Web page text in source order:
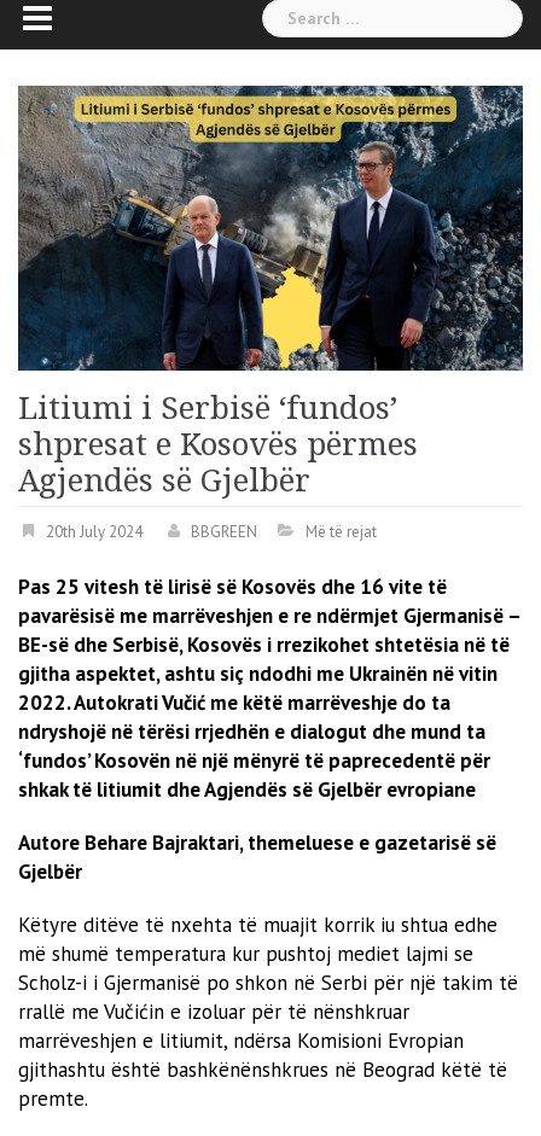
Search
for:
Litiumi i Serbisë ‘fundos’
shpresat e Kosovës përmes
Agjendës së Gjelbër
20th July 2024 BBGREEN Më të rejat
Pas 25 vitesh të lirisë së Kosovës dhe 16 vite të
pavarësisë me marrëveshjen e re ndërmjet Gjermanisë –
BE-së dhe Serbisë, Kosovës i rrezikohet shtetësia në të
gjitha aspektet, ashtu siç ndodhi me Ukrainën në vitin
2022. Autokrati Vučić me këtë marrëveshje do ta
ndryshojë në tërësi rrjedhën e dialogut dhe mund ta
‘fundos’ Kosovën në një mënyrë të paprecedentë për
shkak të litiumit dhe Agjendës së Gjelbër evropiane
Autore Behare Bajraktari, themeluese e gazetarisë së
Gjelbër
Këtyre ditëve të nxehta të muajit korrik iu shtua edhe
më shumë temperatura kur pushtoj mediet lajmi se
Scholz-i i Gjermanisë po shkon në Serbi për një takim të
rrallë me Vučićin e izoluar për të nënshkruar
marrëveshjen e litiumit, ndërsa Komisioni Evropian
gjithashtu është bashkënënshkrues në Beograd këtë të
premte.